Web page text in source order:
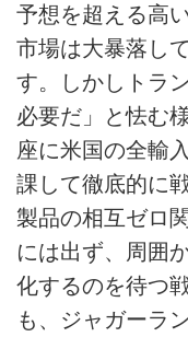
運営会社
利用規約
プライ
ライタ
お問い
広告掲
予想を超える高
市場は大暴落し
す。しかしトラ
必要だ」と怯む
座に米国の全輸
課して徹底的に
製品の相互ゼロ
には出ず、周囲
化するのを待つ
も、ジャガーラ